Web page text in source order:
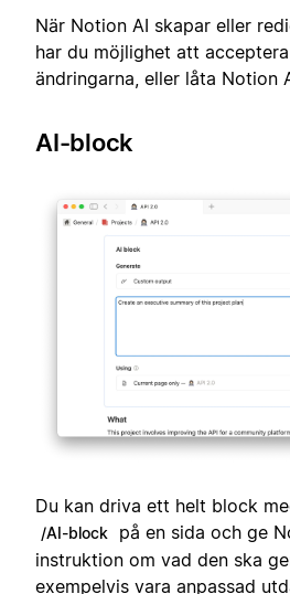
När Notion AI skapar eller
har du möjlighet att
ändringarna, eller låta Notion
AI-block
Du kan driva ett helt block
/AI-block
på en sida och ge
instruktion om vad den ska
exempelvis vara anpassad